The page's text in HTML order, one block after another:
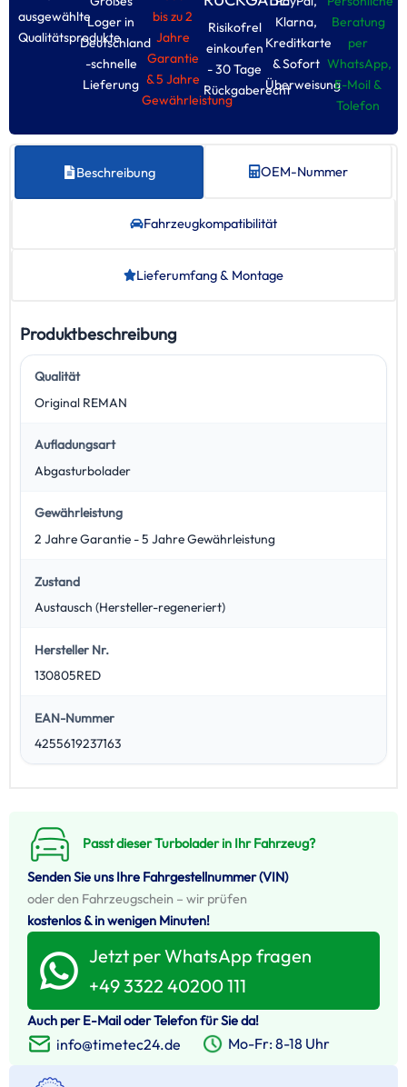
ausgewählte
Qualitätsprodukte
Loger in
Deutschland
-schnelle
Lieferung
bis zu 2
Jahre
Garantie
& 5 Jahre
Gewährleistung
Risikofrel
einkoufen
- 30 Tage
Rückgaberecht
Klarna,
Kreditkarte
& Sofort
Überweisung
Beratung
per
WhatsApp,
E-Moil &
Tolefon
Beschreibung OEM-Nummer
Fahrzeug­kompatibilität
Lieferumfang & Montage
Produktbeschreibung
Qualität
Original REMAN
Aufladungsart
Abgasturbolader
Gewährleistung
2 Jahre Garantie - 5 Jahre Gewährleistung
Zustand
Austausch (Hersteller-regeneriert)
Hersteller Nr.
130805RED
EAN-Nummer
4255619237163
Passt dieser Turbolader in Ihr Fahrzeug?
Senden Sie uns Ihre Fahrgestellnummer (VIN)
oder den Fahrzeugschein – wir prüfen
kostenlos & in wenigen Minuten!
Jetzt per WhatsApp fragen
+49 3322 40200 111
Auch per E-Mail oder Telefon für Sie da!
info@timetec24.de Mo-Fr: 8-18 Uhr